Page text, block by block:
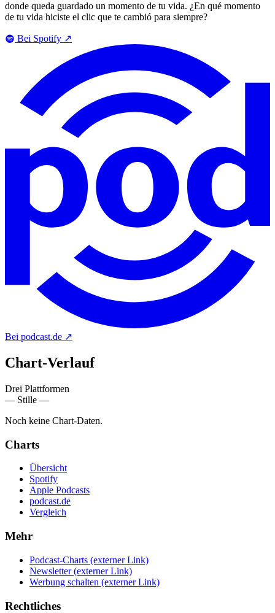
donde queda guardado un momento de tu vida. ¿En qué momento
de tu vida hiciste el clic que te cambió para siempre?
Bei Spotify ↗
Bei podcast.de ↗
Chart-Verlauf
Drei Plattformen
— Stille —
Noch keine Chart-Daten.
Charts
Übersicht
Spotify
Apple Podcasts
podcast.de
Vergleich
Mehr
Podcast-Charts (externer Link)
Newsletter (externer Link)
Werbung schalten (externer Link)
Rechtliches